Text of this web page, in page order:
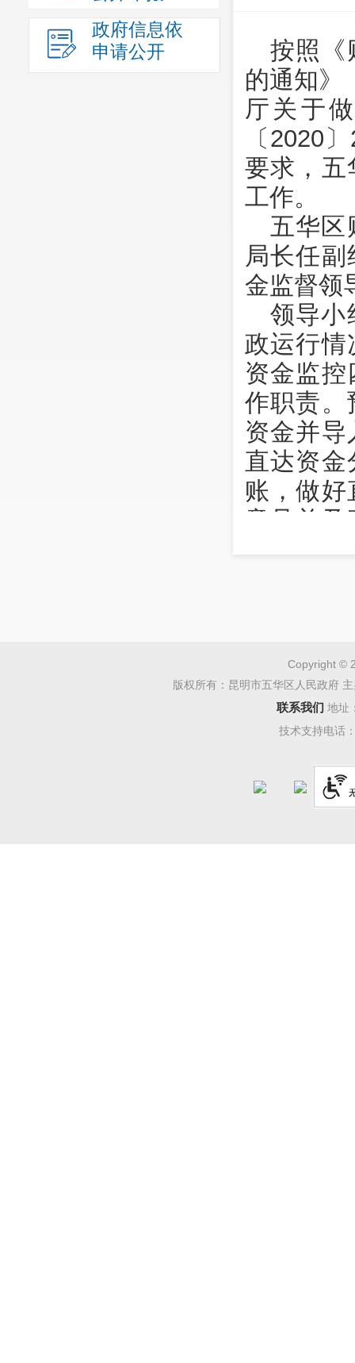
政府信息依
申请公开
按照《
的通知》
厅关于
〔2020
要求，五
工作。
五华区
局长任
金监督领
领导小
政运行情
资金监
作职责。
资金并
直达资金
账，做
意见并
Copyright ©
版权所有：昆明市五华区人民政府
联系我们 地址
技术支持电话